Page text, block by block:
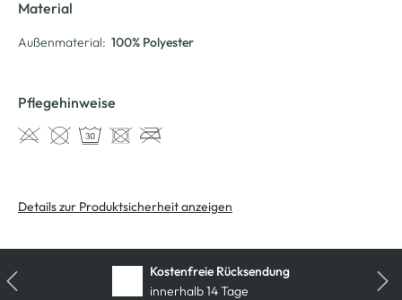
Material
Außenmaterial: 100% Polyester
Pflegehinweise
Details zur Produktsicherheit anzeigen
Kostenfreie Rücksendung
innerhalb 14 Tage